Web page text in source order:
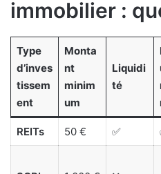
immobilier :
Type
d’inves
tissem
ent
Monta
nt
minim
um
Liquidi
té
REITs 50 € ✅